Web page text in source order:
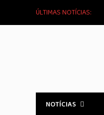
ÚLTIMAS NOTÍCIAS:
NOTÍCIAS